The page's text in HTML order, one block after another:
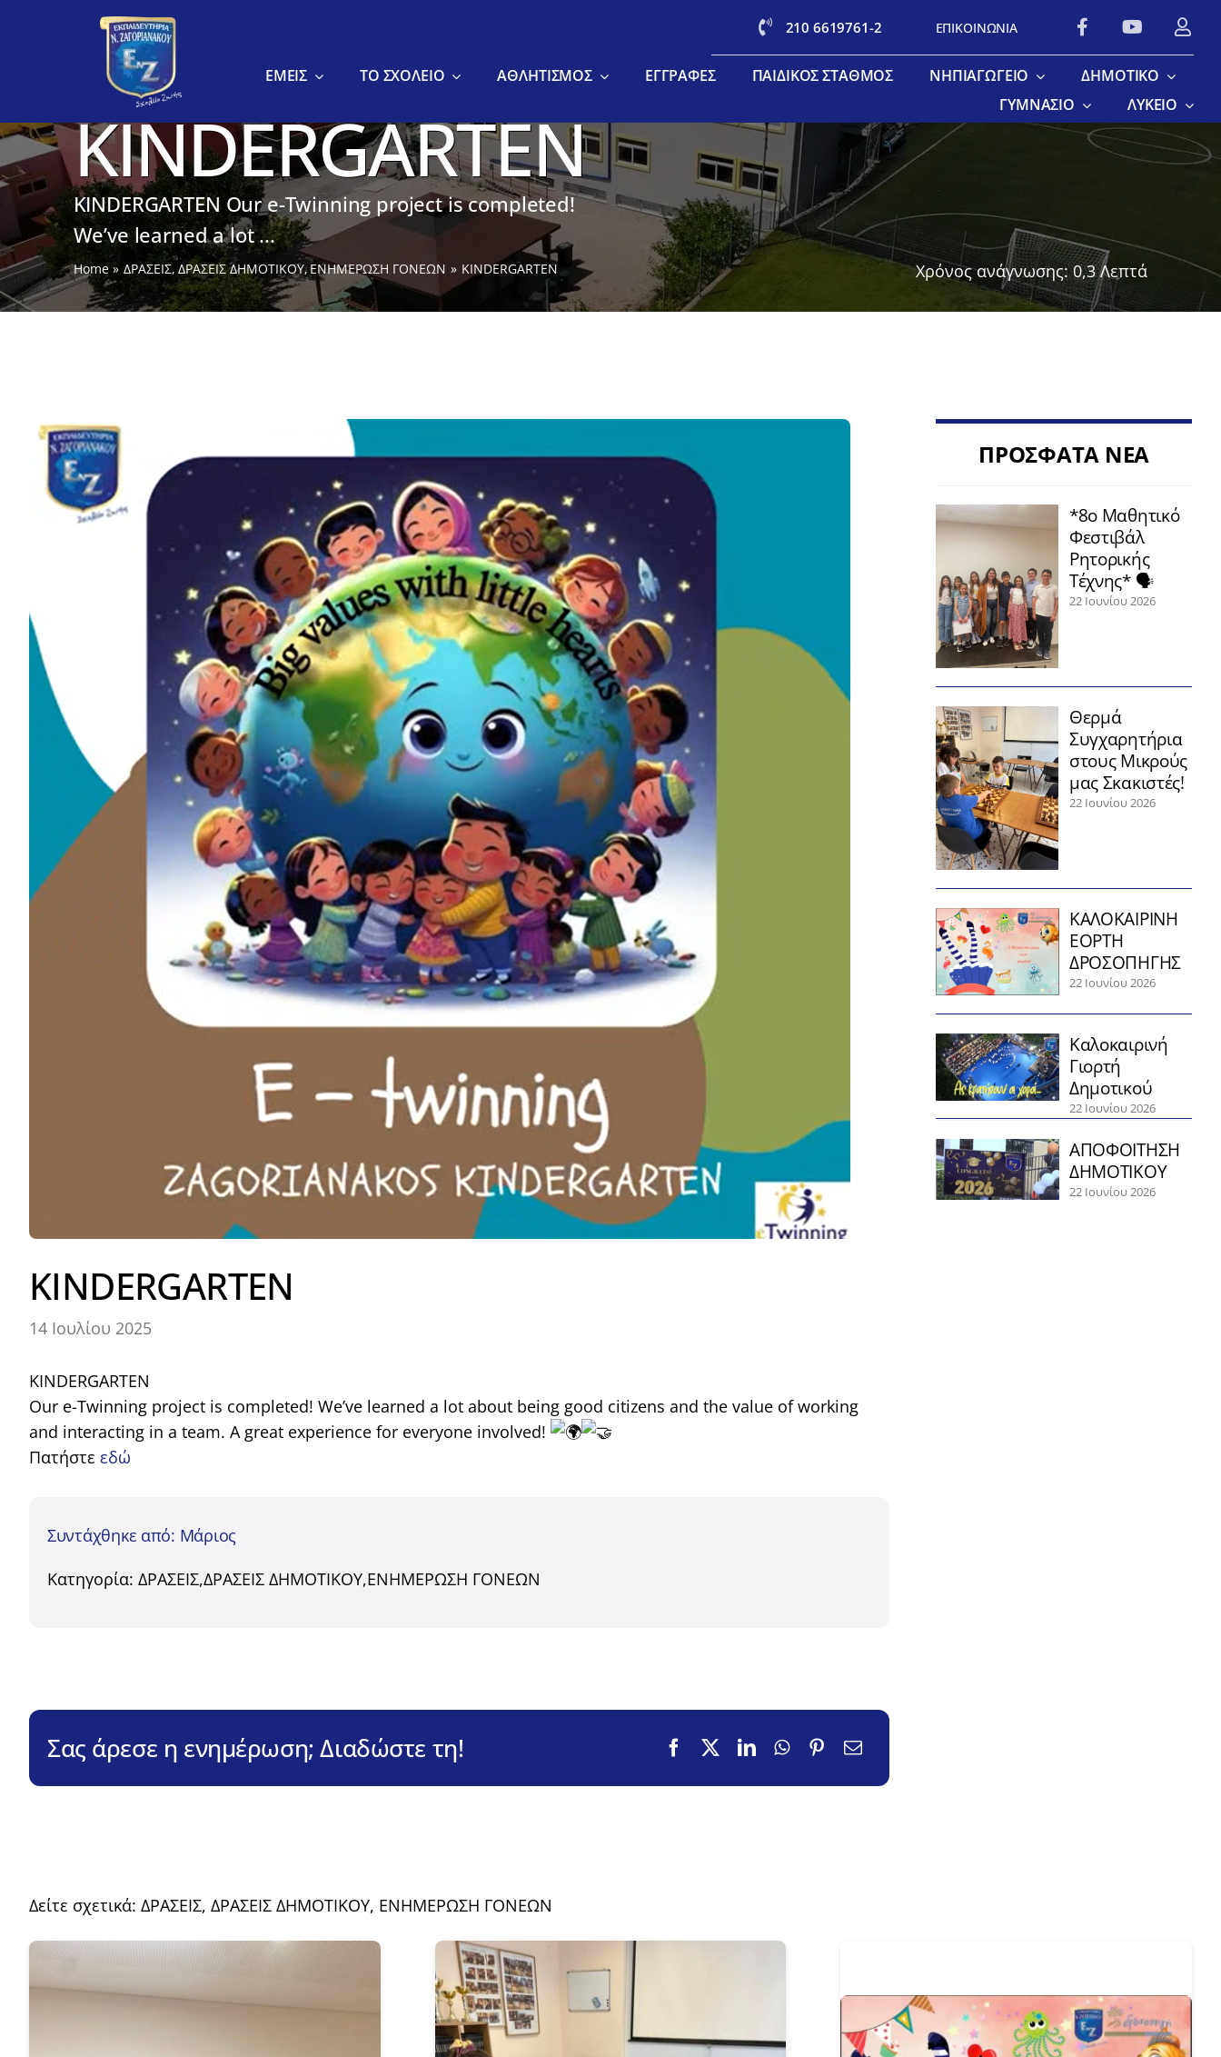
210 6619761-2 ΕΠΙΚΟΙΝΩΝΙΑ
ΕΜΕΙΣ ΤΟ ΣΧΟΛΕΊΟ ΑΘΛΗΤΙΣΜΌΣ ΕΓΓΡΑΦΈΣ ΠΑΙΔΙΚΌΣ ΣΤΑΘΜΌΣ ΝΗΠΙΑΓΩΓΕΊΟ
ΔΗΜΟΤΙΚΌ
ΓΥΜΝΆΣΙΟ
ΛΎΚΕΙΟ
KINDERGARTEN
KINDERGARTEN Our e-Twinning project is completed!
We’ve learned a lot ...
Home ΔΡΑΣΕΙΣ ΔΡΑΣΕΙΣ ΔΗΜΟΤΙΚΟΥ ΕΝΗΜΕΡΩΣΗ ΓΟΝΕΩΝ KINDERGARTEN Χρόνος ανάγνωσης: 0,3 Λεπτά
KINDERGARTEN
14 Ιουλίου 2025
ΠΡΟΣΦΑΤΑ ΝΕΑ
*8ο Μαθητικό
Φεστιβάλ
Ρητορικής
Τέχνης* 🗣️
22 Ιουνίου 2026
Θερμά
Συγχαρητήρια
στους Μικρούς
μας Σκακιστές!
22 Ιουνίου 2026
ΚΑΛΟΚΑΙΡΙΝΗ
ΕΟΡΤΗ
ΔΡΟΣΟΠΗΓΗΣ
22 Ιουνίου 2026
Καλοκαιρινή
Γιορτή
Δημοτικού
22 Ιουνίου 2026
ΑΠΟΦΟΙΤΗΣΗ
ΔΗΜΟΤΙΚΟΥ
22 Ιουνίου 2026
KINDERGARTEN
Our e-Twinning project is completed! We’ve learned a lot about being good citizens and the value of working
and interacting in a team. A great experience for everyone involved!
Πατήστε εδώ
Συντάχθηκε από: Μάριος
Κατηγορία: ΔΡΑΣΕΙΣ,ΔΡΑΣΕΙΣ ΔΗΜΟΤΙΚΟΥ,ΕΝΗΜΕΡΩΣΗ ΓΟΝΕΩΝ
Σας άρεσε η ενημέρωση; Διαδώστε τη!
Δείτε σχετικά: ΔΡΑΣΕΙΣ, ΔΡΑΣΕΙΣ ΔΗΜΟΤΙΚΟΥ, ΕΝΗΜΕΡΩΣΗ ΓΟΝΕΩΝ